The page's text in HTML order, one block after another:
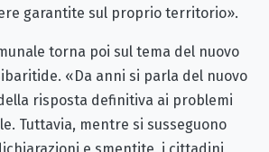
garantite sul proprio territorio».
torna poi sul tema del nuovo
«Da anni si parla del nuovo
risposta definitiva ai problemi
Tuttavia, mentre si susseguono